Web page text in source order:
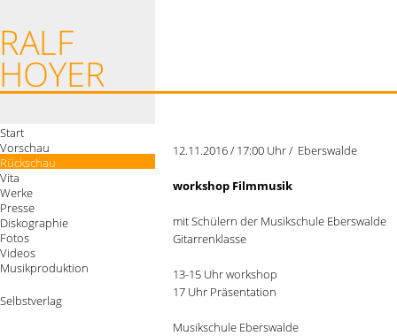
Start
Vorschau
Rückschau
Vita
Werke
Presse
Diskographie
Fotos
Videos
Musikproduktion
Selbstverlag
12.11.2016 / 17:00 Uhr / Eberswalde
workshop Filmmusik
mit Schülern der Musikschule Eberswalde
Gitarrenklasse
13-15 Uhr workshop
17 Uhr Präsentation
Musikschule Eberswalde